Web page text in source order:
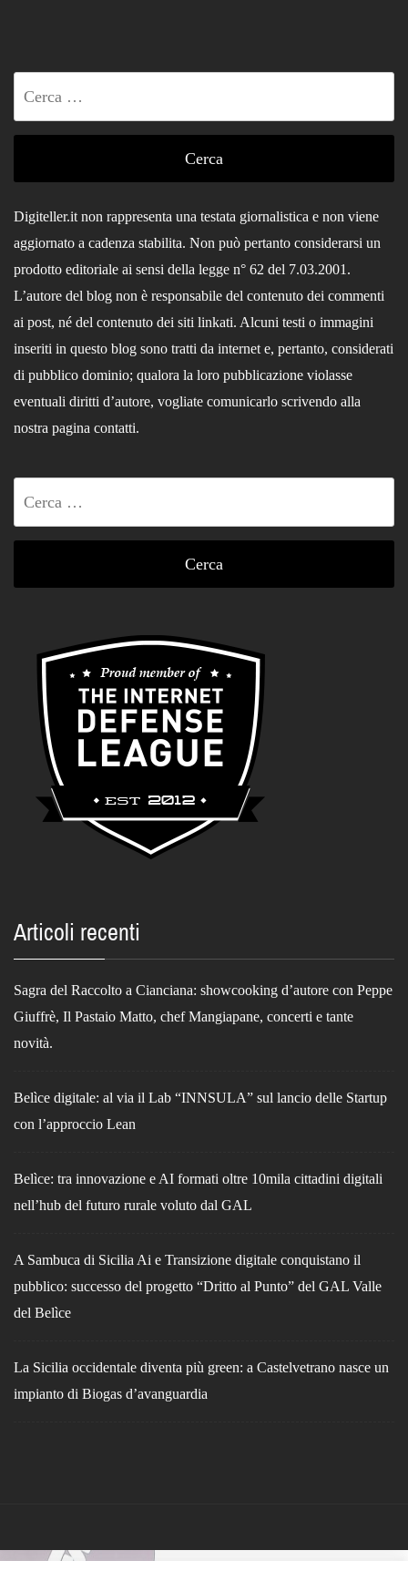
Digiteller.it non rappresenta una testata giornalistica e non viene
aggiornato a cadenza stabilita. Non può pertanto considerarsi un
prodotto editoriale ai sensi della legge n° 62 del 7.03.2001.
L’autore del blog non è responsabile del contenuto dei commenti
ai post, né del contenuto dei siti linkati. Alcuni testi o immagini
inseriti in questo blog sono tratti da internet e, pertanto, considerati
di pubblico dominio; qualora la loro pubblicazione violasse
eventuali diritti d’autore, vogliate comunicarlo scrivendo alla
nostra pagina contatti.
Articoli recenti
Sagra del Raccolto a Cianciana: showcooking d’autore con Peppe
Giuffrè, Il Pastaio Matto, chef Mangiapane, concerti e tante
novità.
Belìce digitale: al via il Lab “INNSULA” sul lancio delle Startup
con l’approccio Lean
Belìce: tra innovazione e AI formati oltre 10mila cittadini digitali
nell’hub del futuro rurale voluto dal GAL
A Sambuca di Sicilia Ai e Transizione digitale conquistano il
pubblico: successo del progetto “Dritto al Punto” del GAL Valle
del Belìce
La Sicilia occidentale diventa più green: a Castelvetrano nasce un
impianto di Biogas d’avanguardia